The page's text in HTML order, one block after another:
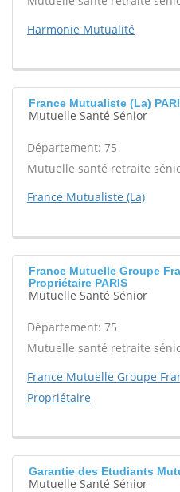
Harmonie Mutualité
France Mutualiste (La)
Mutuelle Santé Sénior
Département: 75
Mutuelle santé retraite
France Mutualiste (La)
France Mutuelle Groupe
Propriétaire PARIS
Mutuelle Santé Sénior
Département: 75
Mutuelle santé retraite
France Mutuelle Groupe
Propriétaire
Garantie des Etudiants
Mutuelle Santé Sénior